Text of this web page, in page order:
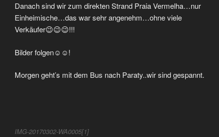
Danach sind wir zum direkten Strand Praia Vermelha…nur
Einheimische…das war sehr angenehm…ohne viele
Verkäufer😉😉😉!!!
Bilder folgen☺☺!
Morgen geht’s mit dem Bus nach Paraty..wir sind gespannt.
IMG-20170302-WA0005[1]